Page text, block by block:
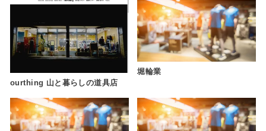
ourthing 山と暮らしの道具店
堀輪業